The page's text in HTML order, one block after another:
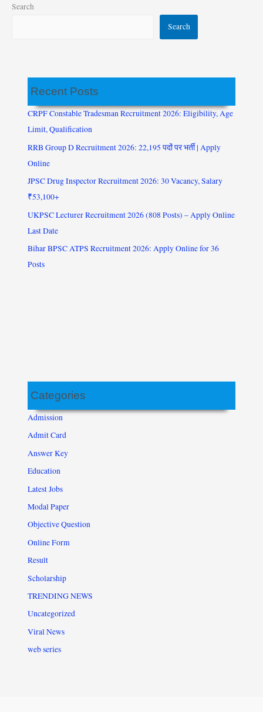
Search
Search
Recent Posts
CRPF Constable Tradesman Recruitment 2026: Eligibility, Age
Limit, Qualification
RRB Group D Recruitment 2026: 22,195 पदों पर भर्ती | Apply
Online
JPSC Drug Inspector Recruitment 2026: 30 Vacancy, Salary
₹53,100+
UKPSC Lecturer Recruitment 2026 (808 Posts) – Apply Online
Last Date
Bihar BPSC ATPS Recruitment 2026: Apply Online for 36
Posts
Categories
Admission
Admit Card
Answer Key
Education
Latest Jobs
Modal Paper
Objective Question
Online Form
Result
Scholarship
TRENDING NEWS
Uncategorized
Viral News
web series